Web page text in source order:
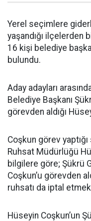
Yerel seçimlere
yaşandığı ilçelerden
16 kişi belediye
bulundu.
Aday adayları
Belediye Başkanı
görevden aldığı
Coşkun görev
Ruhsat Müdürlüğü
bilgilere göre; Şükrü
Coşkun’u görevden
ruhsatı da iptal
Hüseyin Coşkun’un